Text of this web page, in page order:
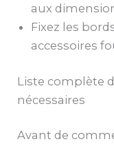
aux
Fixez les
accessoires
Liste complète
nécessaires
Avant de